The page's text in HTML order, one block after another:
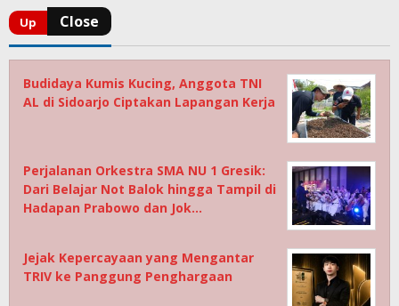
Budidaya Kumis Kucing, Anggota TNI
AL di Sidoarjo Ciptakan Lapangan Kerja
Perjalanan Orkestra SMA NU 1 Gresik:
Dari Belajar Not Balok hingga Tampil di
Hadapan Prabowo dan Jok…
Jejak Kepercayaan yang Mengantar
TRIV ke Panggung Penghargaan